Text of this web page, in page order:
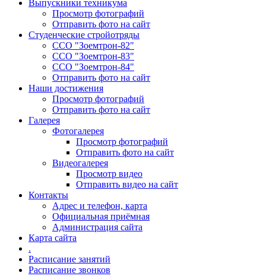
Выпускники техникума
Просмотр фотографий
Отправить фото на сайт
Студенческие стройотряды
ССО "Зоемтрон-82"
ССО "Зоемтрон-83"
ССО "Зоемтрон-84"
Отправить фото на сайт
Наши достижения
Просмотр фотографий
Отправить фото на сайт
Галерея
Фотогалерея
Просмотр фотографий
Отправить фото на сайт
Видеогалерея
Просмотр видео
Отправить видео на сайт
Контакты
Адрес и телефон, карта
Официальная приёмная
Администрация сайта
Карта сайта
.
Расписание занятий
Расписание звонков